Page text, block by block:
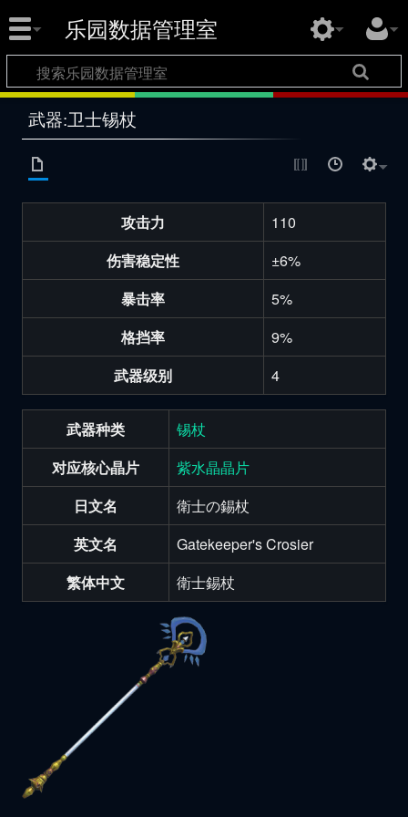
乐园数据管理室
武器:卫士锡杖
攻击力
110
伤害稳定性
±6%
暴击率
5%
格挡率
9%
武器级别
4
武器种类
锡杖
对应核心晶片
紫水晶晶片
日文名
衛士の錫杖
英文名
Gatekeeper's Crosier
繁体中文
衛士錫杖